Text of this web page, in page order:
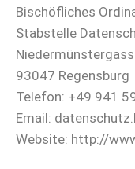
Bischöfliches
Stabstelle
93047 Regensburg
Telefon: +49 941
Email:
Website: http://